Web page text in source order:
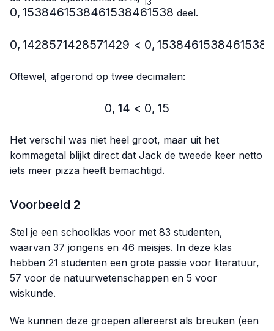
13
0, 1538461538461538461538 deel.
0,1428571428571429 <
0, 1428571428571429 < 0, 1538461538461538
Oftewel, afgerond op twee decimalen:
0,14 < 0,15
0, 14 < 0, 15
Het verschil was niet heel groot, maar uit het
kommagetal blijkt direct dat Jack de tweede keer netto
iets meer pizza heeft bemachtigd.
Voorbeeld 2
Stel je een schoolklas voor met 83 studenten,
waarvan 37 jongens en 46 meisjes. In deze klas
hebben 21 studenten een grote passie voor literatuur,
57 voor de natuurwetenschappen en 5 voor
wiskunde.
We kunnen deze groepen allereerst als breuken (een